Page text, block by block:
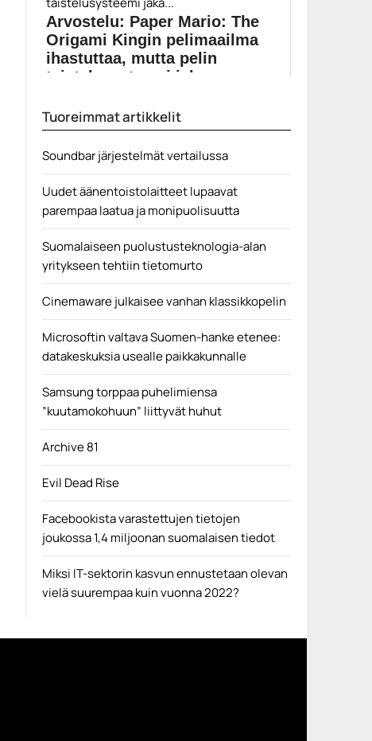
epic games store
Arvostelu: Paper Mario: The
Origami Kingin pelimaailma
ihastuttaa, mutta pelin
taistelusysteemi jaka...
Marion...
Tuoreimmat artikkelit
Soundbar järjestelmät vertailussa
Uudet äänentoistolaitteet lupaavat
parempaa laatua ja monipuolisuutta
Suomalaiseen puolustusteknologia-alan
yritykseen tehtiin tietomurto
Cinemaware julkaisee vanhan klassikkopelin
Microsoftin valtava Suomen-hanke etenee:
datakeskuksia usealle paikkakunnalle
Samsung torppaa puhelimiensa
”kuutamokohuun” liittyvät huhut
Archive 81
Evil Dead Rise
Facebookista varastettujen tietojen
joukossa 1,4 miljoonan suomalaisen tiedot
Miksi IT-sektorin kasvun ennustetaan olevan
vielä suurempaa kuin vuonna 2022?